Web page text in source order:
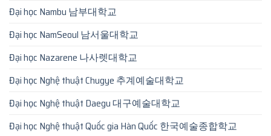
Đại học Nambu 남부대학교
Đại học NamSeoul 남서울대학교
Đại học Nazarene 나사렛대학교
Đại học Nghệ thuật Chugye 추계예술대학교
Đại học Nghệ thuật Daegu 대구예술대학교
Đại học Nghệ thuật Quốc gia Hàn Quốc 한국예술종합학교